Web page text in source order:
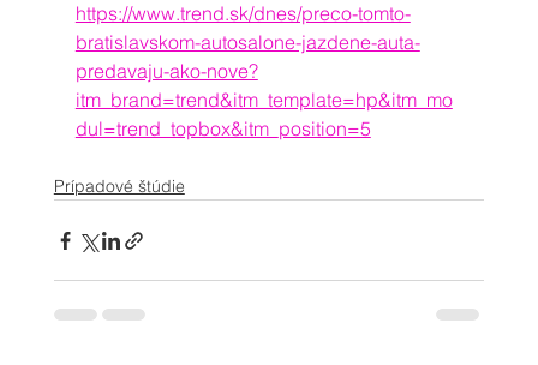
https://www.trend.sk/dnes/preco-tomto-
bratislavskom-autosalone-jazdene-auta-
predavaju-ako-nove?
itm_brand=trend&itm_template=hp&itm_mo
dul=trend_topbox&itm_position=5
Prípadové štúdie